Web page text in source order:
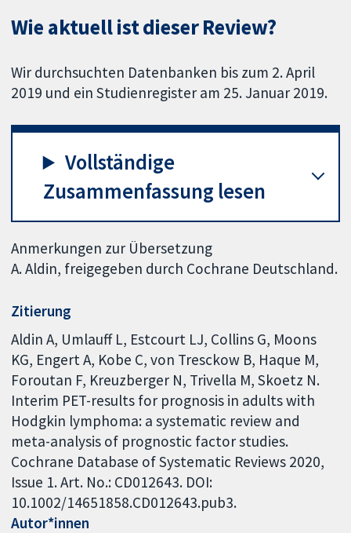
Wie aktuell ist dieser Review?
Wir durchsuchten Datenbanken bis zum 2. April
2019 und ein Studienregister am 25. Januar 2019.
Vollständige
Zusammenfassung lesen
Anmerkungen zur Übersetzung
A. Aldin, freigegeben durch Cochrane Deutschland.
Zitierung
Aldin A, Umlauff L, Estcourt LJ, Collins G, Moons
KG, Engert A, Kobe C, von Tresckow B, Haque M,
Foroutan F, Kreuzberger N, Trivella M, Skoetz N.
Interim PET-results for prognosis in adults with
Hodgkin lymphoma: a systematic review and
meta-analysis of prognostic factor studies.
Cochrane Database of Systematic Reviews 2020,
Issue 1. Art. No.: CD012643. DOI:
10.1002/14651858.CD012643.pub3.
Autor*innen